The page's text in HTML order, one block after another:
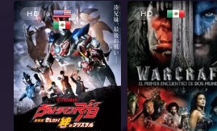
HD HD